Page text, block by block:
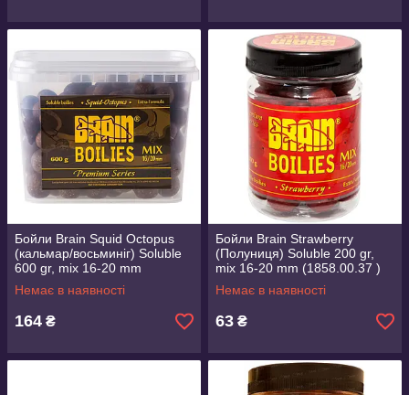
Бойли Brain Squid Octopus
(кальмар/восьминіг) Soluble
600 gr, mix 16-20 mm
(1858.00.30 )
Немає в наявності
164 ₴
Бойли Brain Strawberry
(Полуниця) Soluble 200 gr,
mix 16-20 mm (1858.00.37 )
Немає в наявності
63 ₴